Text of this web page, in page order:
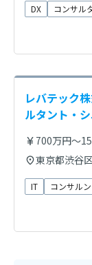
DX コンサル
レバテック
ルタント・
700万円～
東京都渋谷
IT コンサル